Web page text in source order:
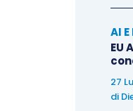
AI
EU
27
di